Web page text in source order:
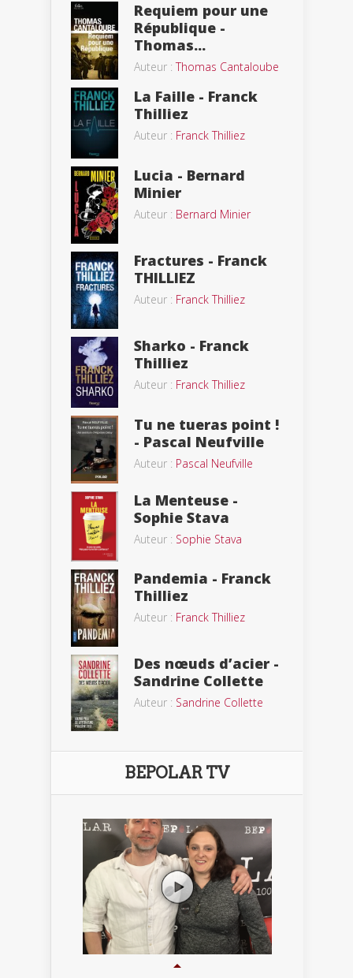
Requiem pour une
République -
Thomas...
Auteur :Thomas Cantaloube
La Faille - Franck
Thilliez
Auteur : Franck Thilliez
Lucia - Bernard
Minier
Auteur : Bernard Minier
Fractures - Franck
THILLIEZ
Auteur : Franck Thilliez
Sharko - Franck
Thilliez
Auteur : Franck Thilliez
Tu ne tueras point !
- Pascal Neufville
Auteur : Pascal Neufville
La Menteuse -
Sophie Stava
Auteur : Sophie Stava
Pandemia - Franck
Thilliez
Auteur : Franck Thilliez
Des nœuds d’acier -
Sandrine Collette
Auteur : Sandrine Collette
BEPOLAR TV